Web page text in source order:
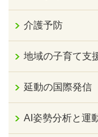
介護予防
地域の子育て支
延動の国際発信
AI姿勢分析と運